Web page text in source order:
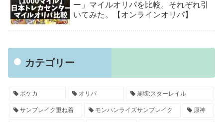
ー」マイルオリパを比較。それぞれ引
いてみた。【オンラインオリパ】
カテゴリー
ポケカ オリパ 崩壊:スターレイル
サンブレイク重ね着 モンハンライズサンブレイク 原神